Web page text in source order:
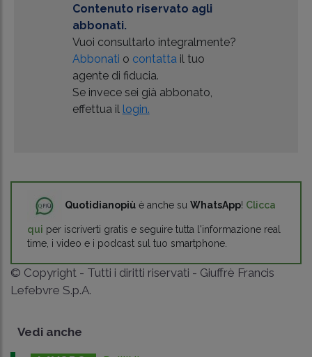
Contenuto riservato agli
abbonati.
Vuoi consultarlo integralmente?
Abbonati o contatta il tuo
agente di fiducia.
Se invece sei già abbonato,
effettua il login.
Quotidianopiù è anche su WhatsApp! Clicca
qui per iscriverti gratis e seguire tutta l'informazione real
time, i video e i podcast sul tuo smartphone.
© Copyright - Tutti i diritti riservati - Giuffrè Francis
Lefebvre S.p.A.
Vedi anche